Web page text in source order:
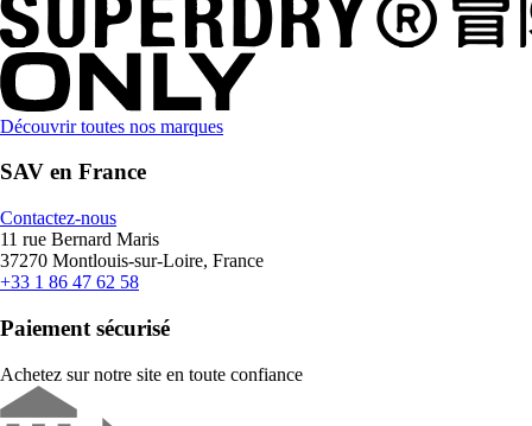
Découvrir toutes nos marques
SAV en France
Contactez-nous
11 rue Bernard Maris
37270 Montlouis-sur-Loire, France
+33 1 86 47 62 58
Paiement sécurisé
Achetez sur notre site en toute confiance